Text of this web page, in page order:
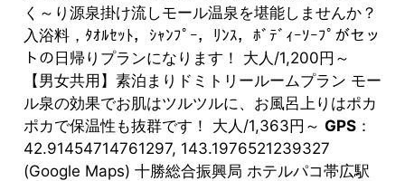
く～り源泉掛け流しモール温泉を堪能しませんか？
入浴料，ﾀｵﾙｾｯﾄ，ｼｬﾝﾌﾟｰ，ﾘﾝｽ，ﾎﾞﾃﾞｨｰｿｰﾌﾟがセッ
トの日帰りプランになります！ 大人/1,200円～
【男女共用】素泊まりドミトリールームプラン モー
ル泉の効果でお肌はツルツルに、お風呂上りはポカ
ポカで保温性も抜群です！ 大人/1,363円～ GPS ：
42.91454714761297, 143.1976521239327
(Google Maps) 十勝総合振興局 ホテルパコ帯広駅